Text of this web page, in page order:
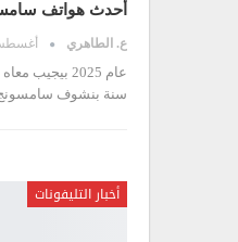
أحدث هواتف
ع. الطاهري أغسطس 31,
عام 2025
سنة بنشوف سامسونج
أخبار التليفونات